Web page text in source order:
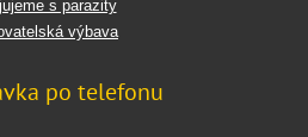
s parazity
výbava
po telefonu